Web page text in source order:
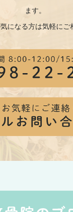
ます。
になる方は気軽にご